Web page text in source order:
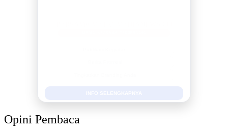
Opini Pembaca